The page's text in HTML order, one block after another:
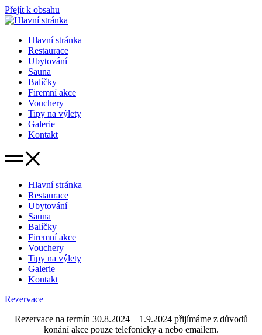
Přejít k obsahu
Hlavní stránka
Restaurace
Ubytování
Sauna
Balíčky
Firemní akce
Vouchery
Tipy na výlety
Galerie
Kontakt
Hlavní stránka
Restaurace
Ubytování
Sauna
Balíčky
Firemní akce
Vouchery
Tipy na výlety
Galerie
Kontakt
Rezervace
Rezervace na termín 30.8.2024 – 1.9.2024 přijímáme z důvodů
konání akce pouze telefonicky a nebo emailem.